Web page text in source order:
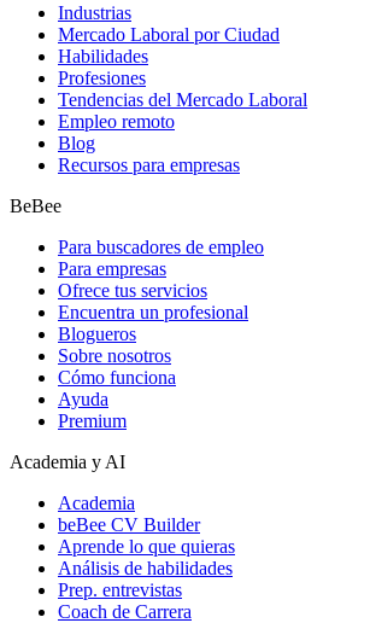
Industrias
Mercado Laboral por Ciudad
Habilidades
Profesiones
Tendencias del Mercado Laboral
Empleo remoto
Blog
Recursos para empresas
BeBee
Para buscadores de empleo
Para empresas
Ofrece tus servicios
Encuentra un profesional
Blogueros
Sobre nosotros
Cómo funciona
Ayuda
Premium
Academia y AI
Academia
beBee CV Builder
Aprende lo que quieras
Análisis de habilidades
Prep. entrevistas
Coach de Carrera